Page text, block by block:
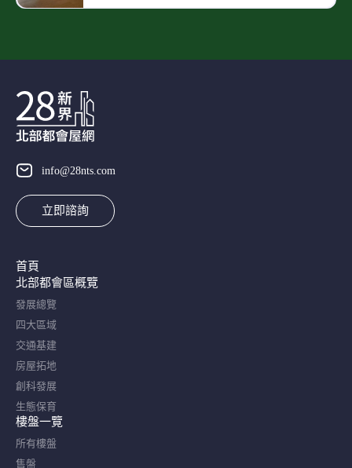
info@28nts.com
立即諮詢
首頁
北部都會區概覽​
發展總覽
四大區域
交通基建
房屋拓地
創科發展
生態保育
樓盤一覽
所有樓盤
售盤